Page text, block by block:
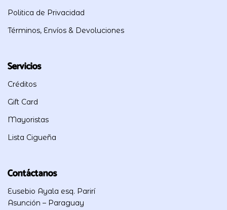
Politica de Privacidad
Términos, Envíos & Devoluciones
Servicios
Créditos
Gift Card
Mayoristas
Lista Cigueña
Contáctanos
Eusebio Ayala esq. Parirí
Asunción – Paraguay